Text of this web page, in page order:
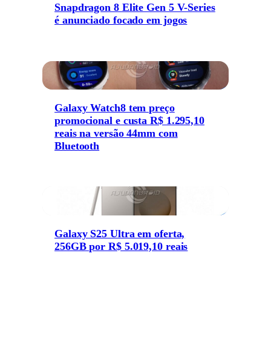
Snapdragon 8 Elite Gen 5 V-Series
é anunciado focado em jogos
Galaxy Watch8 tem preço
promocional e custa R$ 1.295,10
reais na versão 44mm com
Bluetooth
Galaxy S25 Ultra em oferta,
256GB por R$ 5.019,10 reais